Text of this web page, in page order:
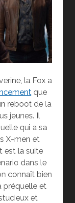
la Fox a
que
reboot de la
jeunes. Il
qui a sa
X-men et
est la suite
dans le
connaît bien
préquelle et
et